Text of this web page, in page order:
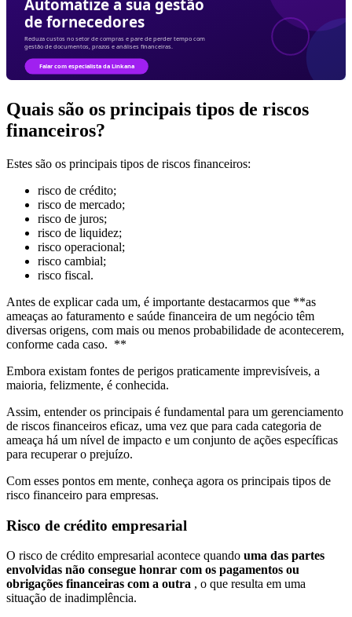
Quais são os principais tipos de riscos
financeiros?
Estes são os principais tipos de riscos financeiros:
risco de crédito;
risco de mercado;
risco de juros;
risco de liquidez;
risco operacional;
risco cambial;
risco fiscal.
Antes de explicar cada um, é importante destacarmos que **as
ameaças ao faturamento e saúde financeira de um negócio têm
diversas origens, com mais ou menos probabilidade de acontecerem,
conforme cada caso. **
Embora existam fontes de perigos praticamente imprevisíveis, a
maioria, felizmente, é conhecida.
Assim, entender os principais é fundamental para um gerenciamento
de riscos financeiros eficaz, uma vez que para cada categoria de
ameaça há um nível de impacto e um conjunto de ações específicas
para recuperar o prejuízo.
Com esses pontos em mente, conheça agora os principais tipos de
risco financeiro para empresas.
Risco de crédito empresarial
O risco de crédito empresarial acontece quando uma das partes
envolvidas não consegue honrar com os pagamentos ou
obrigações financeiras com a outra , o que resulta em uma
situação de inadimplência.